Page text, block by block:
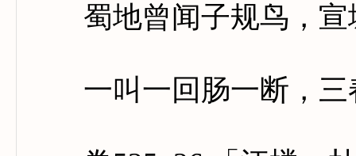
蜀地曾闻子规鸟，宣
一叫一回肠一断，三